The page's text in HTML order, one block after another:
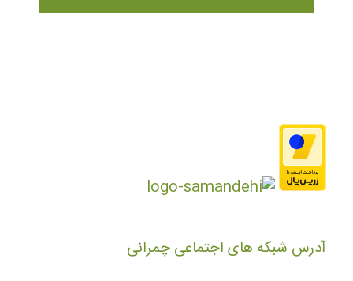
آدرس شبکه های اجتماعی چمرانی